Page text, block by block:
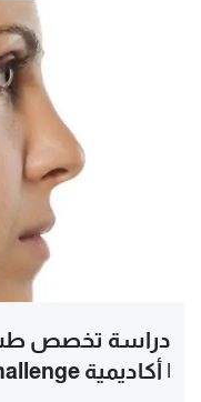
دراسة تخصص طب
| أكاديمية Challenge